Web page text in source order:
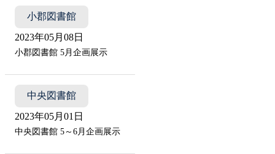
小郡図書館
2023年05月08日
小郡図書館 5月企画展示
中央図書館
2023年05月01日
中央図書館 5～6月企画展示